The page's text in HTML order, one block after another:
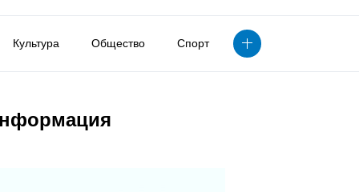
Культура Общество Спорт